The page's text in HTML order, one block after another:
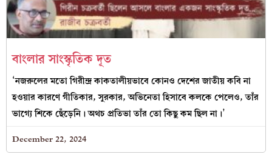
বাংলার সাংস্কৃতিক দূত
‘নজরুলের মতো গিরীন্দ্র কাকতালীয়ভাবে কোনও দেশের জাতীয় কবি না
হওয়ার কারণে গীতিকার, সুরকার, অভিনেতা হিসাবে কলকে পেলেও, তাঁর
ভাগ্যে শিকে ছেঁড়েনি। অথচ প্রতিভা তাঁর তো কিছু কম ছিল না।’
December 22, 2024